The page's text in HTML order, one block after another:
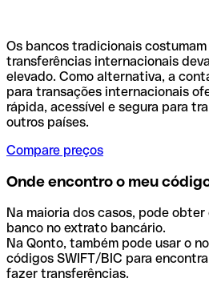
Os bancos tradicionais
transferências internacionais
elevado. Como alternativa, a
para transações internacionais
rápida, acessível e segura para
outros países.
Compare preços
Onde encontro o meu
Na maioria dos casos, pode obter
banco no extrato bancário.
Na Qonto, também pode usar o
códigos SWIFT/BIC para
fazer transferências.